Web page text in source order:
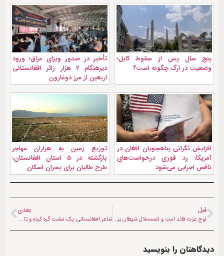
پنج سال پس از سقوط کابل؛
وضعیت در ارگ چگونه است؟
تأخیر در صدور ویزای عراق؛ ورود
دیرهنگام ۲ هزار زائر افغانستانی
اربعین از مرز دوغارون
افزایش نگرانی پناهجویان افغان در
آمریکا؛ رد فوری درخواست‌های
ناقص اجرایی می‌شود
توزیع زمین به هزاران مهاجر
بازگشته در ۵ استان افغانستان؛
طرح طالبان برای بحران اسکان
قبل
اوج عزت قائد امت و اضمحلال شیطان بزرگ | پيام قاضی نذیراحمد حنفی در چهلمین روز شهادت رهبر انقلاب
بعدی
شاعر افغانستانی: یک مشت گره کرده و تا عرش بلند
دیدگاهتان را بنویسید